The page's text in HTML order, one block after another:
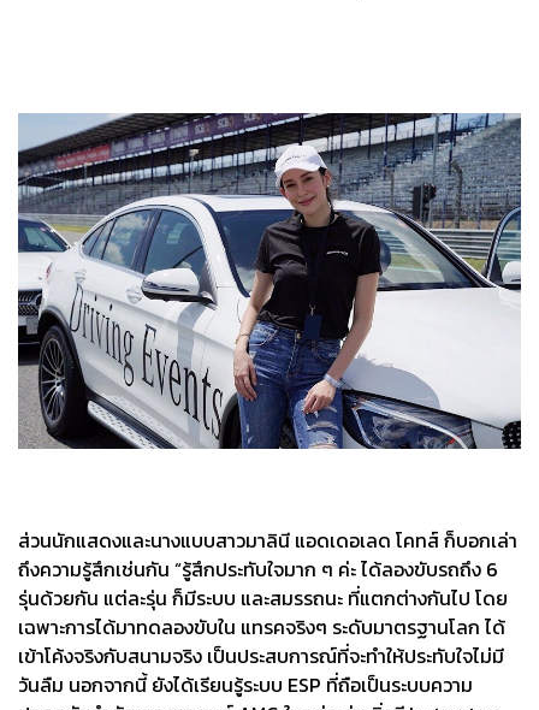
ส่วนนักแสดงและนางแบบสาวมาลินี แอดเดอเลด โคทส์ ก็บอกเล่า
ถึงความรู้สึกเช่นกัน “รู้สึกประทับใจมาก ๆ ค่ะ ได้ลองขับรถถึง 6
รุ่นด้วยกัน แต่ละรุ่น ก็มีระบบ และสมรรถนะ ที่แตกต่างกันไป โดย
เฉพาะการได้มาทดลองขับใน แทรคจริงๆ ระดับมาตรฐานโลก ได้
เข้าโค้งจริงกับสนามจริง เป็นประสบการณ์ที่จะทำให้ประทับใจไม่มี
วันลืม นอกจากนี้ ยังได้เรียนรู้ระบบ ESP ที่ถือเป็นระบบความ